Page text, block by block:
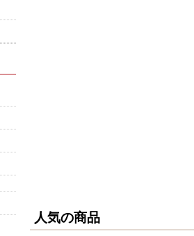
人気の商品